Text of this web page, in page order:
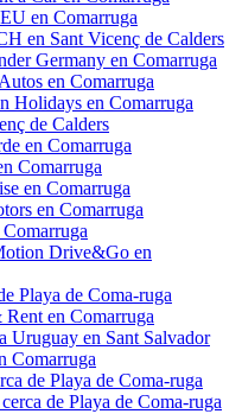
en Comarruga
en Sant Vicenç de Calders
Germany en Comarruga
en Comarruga
Holidays en Comarruga
de Calders
en Comarruga
Comarruga
en Comarruga
en Comarruga
Drive&Go en
Playa de Coma-ruga
en Comarruga
Uruguay en Sant Salvador
Comarruga
de Playa de Coma-ruga
de Playa de Coma-ruga